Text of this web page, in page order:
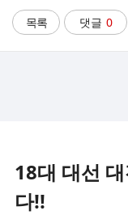
자
시
간
수
목록 댓글 0
18대 대선
다!!